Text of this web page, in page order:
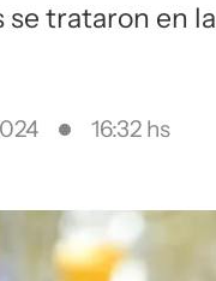
se trataron en
16:32 hs